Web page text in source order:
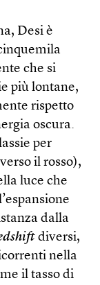
Desi è
che si
più lontane,
rispetto
oscura.
per
il rosso),
luce che
dalla
diversi,
nella
il tasso di